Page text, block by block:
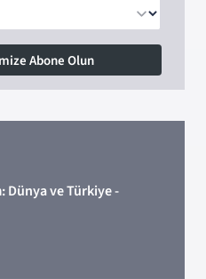
Abone Olun
Dünya ve Türkiye -